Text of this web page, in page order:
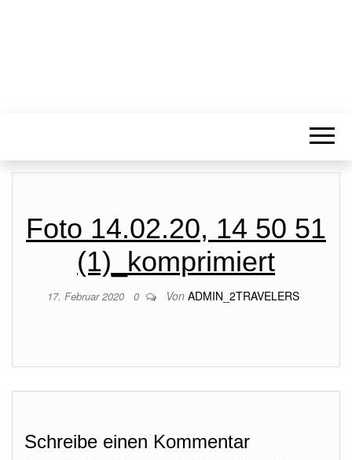
Foto 14.02.20, 14 50 51
(1)_komprimiert
17. Februar 2020 0 Von ADMIN_2TRAVELERS
Schreibe einen Kommentar